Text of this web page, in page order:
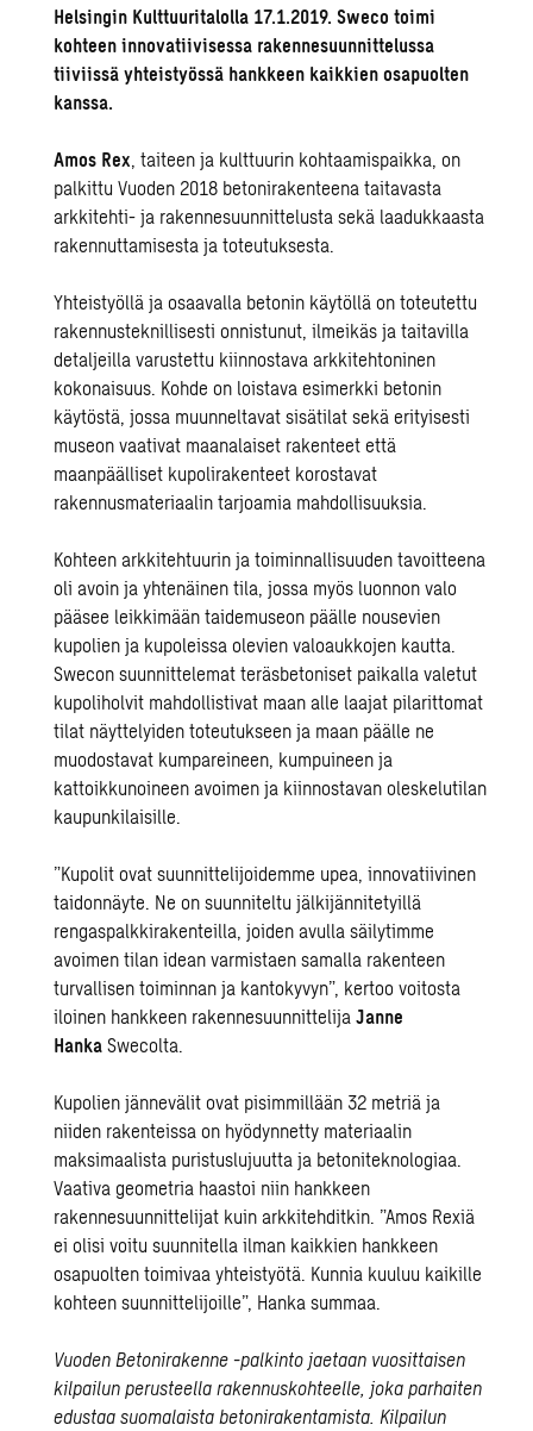
Helsingin Kulttuuritalolla 17.1.2019. Sweco toimi
kohteen innovatiivisessa rakennesuunnittelussa
tiiviissä yhteistyössä hankkeen kaikkien osapuolten
kanssa.
Amos Rex, taiteen ja kulttuurin kohtaamispaikka, on
palkittu Vuoden 2018 betonirakenteena taitavasta
arkkitehti- ja rakennesuunnittelusta sekä laadukkaasta
rakennuttamisesta ja toteutuksesta.
Yhteistyöllä ja osaavalla betonin käytöllä on toteutettu
rakennusteknillisesti onnistunut, ilmeikäs ja taitavilla
detaljeilla varustettu kiinnostava arkkitehtoninen
kokonaisuus. Kohde on loistava esimerkki betonin
käytöstä, jossa muunneltavat sisätilat sekä erityisesti
museon vaativat maanalaiset rakenteet että
maanpäälliset kupolirakenteet korostavat
rakennusmateriaalin tarjoamia mahdollisuuksia.
Kohteen arkkitehtuurin ja toiminnallisuuden tavoitteena
oli avoin ja yhtenäinen tila, jossa myös luonnon valo
pääsee leikkimään taidemuseon päälle nousevien
kupolien ja kupoleissa olevien valoaukkojen kautta.
Swecon suunnittelemat teräsbetoniset paikalla valetut
kupoliholvit mahdollistivat maan alle laajat pilarittomat
tilat näyttelyiden toteutukseen ja maan päälle ne
muodostavat kumpareineen, kumpuineen ja
kattoikkunoineen avoimen ja kiinnostavan oleskelutilan
kaupunkilaisille.
”Kupolit ovat suunnittelijoidemme upea, innovatiivinen
taidonnäyte. Ne on suunniteltu jälkijännitetyillä
rengaspalkkirakenteilla, joiden avulla säilytimme
avoimen tilan idean varmistaen samalla rakenteen
turvallisen toiminnan ja kantokyvyn”, kertoo voitosta
iloinen hankkeen rakennesuunnittelijaJanne
Hanka Swecolta.
Kupolien jännevälit ovat pisimmillään 32 metriä ja
niiden rakenteissa on hyödynnetty materiaalin
maksimaalista puristuslujuutta ja betoniteknologiaa.
Vaativa geometria haastoi niin hankkeen
rakennesuunnittelijat kuin arkkitehditkin. ”Amos Rexiä
ei olisi voitu suunnitella ilman kaikkien hankkeen
osapuolten toimivaa yhteistyötä. Kunnia kuuluu kaikille
kohteen suunnittelijoille”, Hanka summaa.
Vuoden Betonirakenne -palkinto jaetaan vuosittaisen
kilpailun perusteella rakennuskohteelle, joka parhaiten
edustaa suomalaista betonirakentamista. Kilpailun